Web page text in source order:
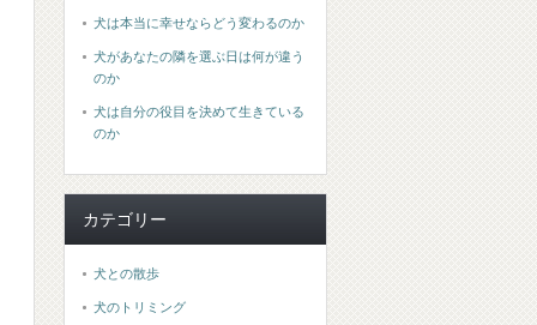
犬は本当に幸せならどう変わるのか
犬があなたの隣を選ぶ日は何が違う
のか
犬は自分の役目を決めて生きている
のか
カテゴリー
犬との散歩
犬のトリミング